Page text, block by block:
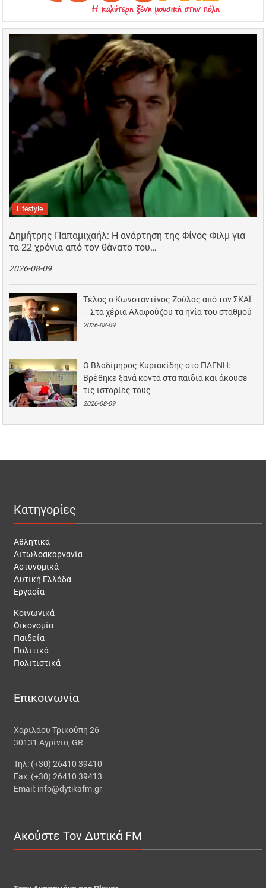
Lifestyle
Δημήτρης Παπαμιχαήλ: Η ανάρτηση της Φίνος Φιλμ για
τα 22 χρόνια από τον θάνατο του…
2026-08-09
Τέλος ο Κωνσταντίνος Ζούλας από τον ΣΚΑΪ
– Στα χέρια Αλαφούζου τα ηνία του σταθμού
2026-08-09
Ο Βλαδίμηρος Κυριακίδης στο ΠΑΓΝΗ:
Βρέθηκε ξανά κοντά στα παιδιά και άκουσε
τις ιστορίες τους
2026-08-09
Κατηγορίες
Αθλητικά
Αιτωλοακαρνανία
Αστυνομικά
Δυτική Ελλάδα
Εργασία
Κοινωνικά
Οικονομία
Παιδεία
Πολιτικά
Πολιτιστικά
Επικοινωνία
Χαριλάου Τρικούπη 26
30131 Αγρίνιο, GR
Τηλ: (+30) 26410 39410
Fax: (+30) 26410 39413
Email: info@dytikafm.gr
Ακούστε Τον Δυτικά FM